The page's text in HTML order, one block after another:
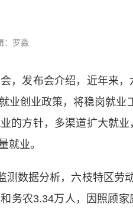
：罗淼
发布会介绍，近年来，
创业政策，将稳岗就业工
的方针，多渠道扩大就业
就业。
数据分析，六枝特区劳动
务农3.34万人，因照顾